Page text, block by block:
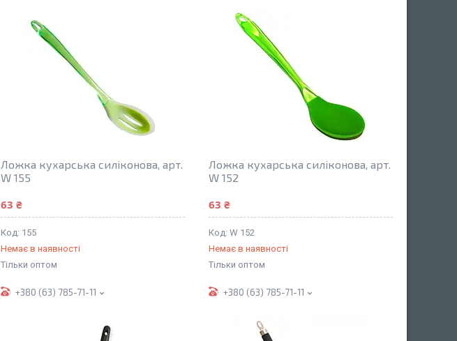
Ложка кухарська силіконова, арт.
W 155
63 ₴
155
Немає в наявності
Тільки оптом
+380 (63) 785-71-11
Ложка кухарська силіконова, арт.
W 152
63 ₴
W 152
Немає в наявності
Тільки оптом
+380 (63) 785-71-11